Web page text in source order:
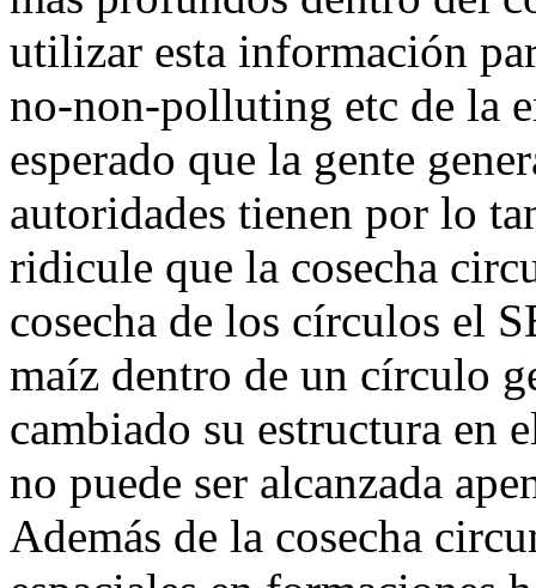
utilizar esta información
no-non-polluting etc de la
esperado que la gente
autoridades tienen por lo
ridicule que la cosecha
cosecha de los círculos el
maíz dentro de un círculo
cambiado su estructura en
no puede ser alcanzada
Además de la cosecha